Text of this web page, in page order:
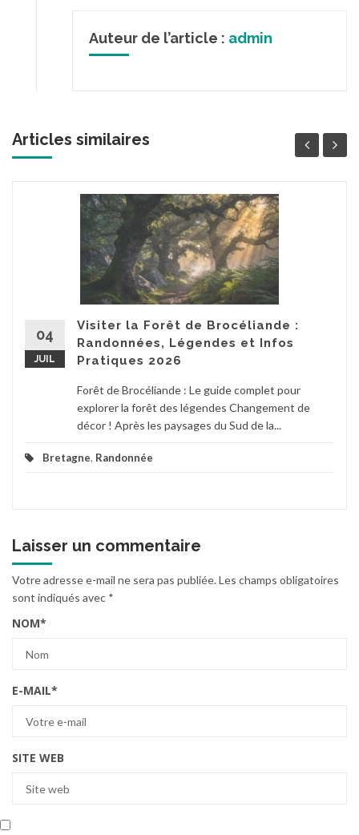
Auteur de l’article : admin
Articles similaires
04
JUIL
Visiter la Forêt de Brocéliande :
Randonnées, Légendes et Infos
Pratiques 2026
Forêt de Brocéliande : Le guide complet pour
explorer la forêt des légendes Changement de
décor ! Après les paysages du Sud de la...
Bretagne, Randonnée
Laisser un commentaire
Votre adresse e-mail ne sera pas publiée.Les champs obligatoires
sont indiqués avec *
NOM*
E-MAIL*
SITE WEB